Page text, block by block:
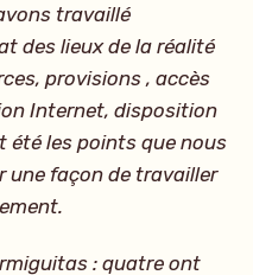
travaillé
des lieux de la réalité
provisions , accès
Internet, disposition
été les points que nous
une façon de travailler
: quatre ont